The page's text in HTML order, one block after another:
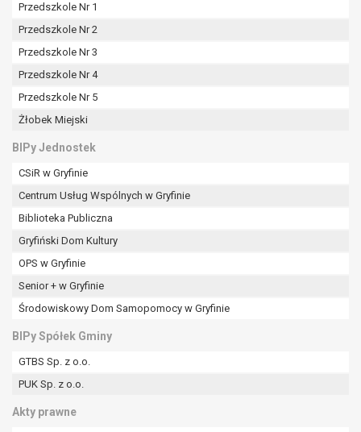
Przedszkole Nr 1
Przedszkole Nr 2
Przedszkole Nr 3
Przedszkole Nr 4
Przedszkole Nr 5
Żłobek Miejski
BIPy Jednostek
CSiR w Gryfinie
Centrum Usług Wspólnych w Gryfinie
Biblioteka Publiczna
Gryfiński Dom Kultury
OPS w Gryfinie
Senior + w Gryfinie
Środowiskowy Dom Samopomocy w Gryfinie
BIPy Spółek Gminy
GTBS Sp. z o.o.
PUK Sp. z o.o.
Akty prawne